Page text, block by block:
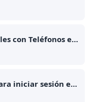
5 Estrategias Rentables con Teléfonos en la Nube Antidetect en 2025
¿Tienes problemas para iniciar sesión en SHEIN? Aquí está cómo resolverlos con herramientas modernas